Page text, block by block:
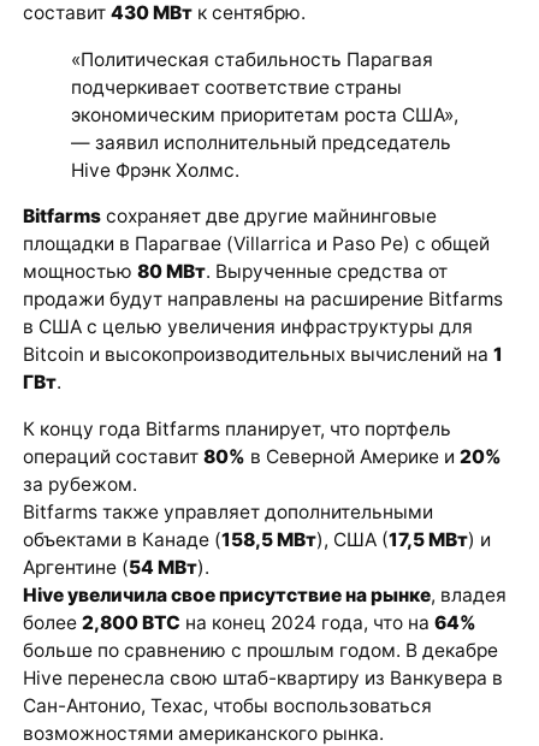
составит 430 МВтк сентябрю.
«Политическая стабильность Парагвая
подчеркивает соответствие страны
экономическим приоритетам роста США»,
— заявил исполнительный председатель
Hive Фрэнк Холмс.
Bitfarmsсохраняет две другие майнинговые
площадки в Парагвае (Villarrica и Paso Pe) с общей
мощностью 80 МВт. Вырученные средства от
продажи будут направлены на расширение Bitfarms
в США с целью увеличения инфраструктуры для
Bitcoin и высокопроизводительных вычислений на 1
ГВт.
К концу года Bitfarms планирует, что портфель
операций составит 80% в Северной Америке и 20%
за рубежом.
Bitfarms также управляет дополнительными
объектами в Канаде (158,5 МВт), США (17,5 МВт) и
Аргентине (54 МВт).
Hive увеличила свое присутствие на рынке, владея
более 2,800 BTC на конец 2024 года, что на 64%
больше по сравнению с прошлым годом. В декабре
Hive перенесла свою штаб-квартиру из Ванкувера в
Сан-Антонио, Техас, чтобы воспользоваться
возможностями американского рынка.